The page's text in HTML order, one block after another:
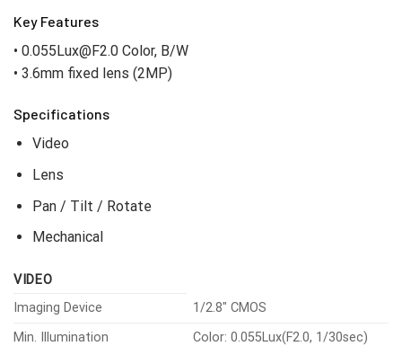
Key Features
• 0.055Lux@F2.0 Color, B/W
• 3.6mm fixed lens (2MP)
Specifications
Video
Lens
Pan / Tilt / Rotate
Mechanical
VIDEO
Imaging Device
1/2.8″ CMOS
Min. Illumination
Color: 0.055Lux(F2.0, 1/30sec)